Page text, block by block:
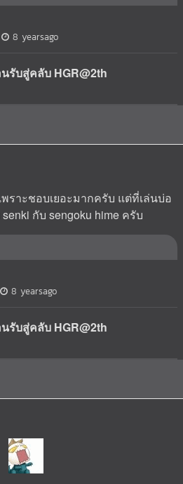
8 yearsago
รับสู่คลับ HGR@2th
ราะชอบเยอะมากครับ แต่ที่เล่นบ่อ
กับ sengoku hime ครับ
8 yearsago
รับสู่คลับ HGR@2th